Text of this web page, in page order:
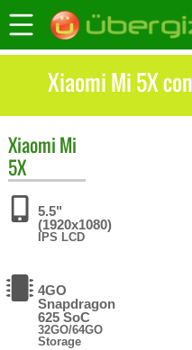
Xiaomi Mi 5X
Xiaomi Mi
5X
5.5"
(1920x1080)
IPS LCD
4GO
Snapdragon
625 SoC
32GO/64GO
Storage